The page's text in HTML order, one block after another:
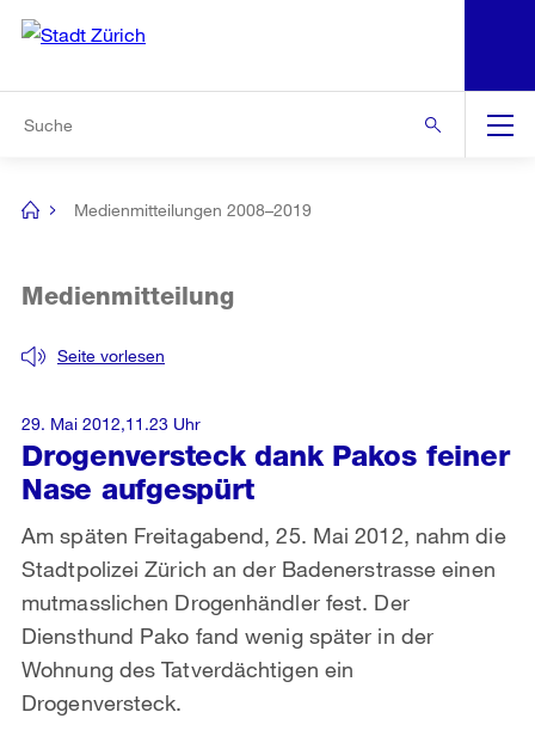
Navigation
[no
Medienmitteilungen 2008–2019
Drogenversteck dank Pakos feiner
Nase aufgespürt
Seite vorlesen
Medienmitteilung
Am späten Freitagabend, 25. Mai 2012, nahm die
Stadtpolizei Zürich an der Badenerstrasse einen
mutmasslichen Drogenhändler fest. Der
Diensthund Pako fand wenig später in der
Wohnung des Tatverdächtigen ein
Drogenversteck.
29. Mai 2012,11.23 Uhr